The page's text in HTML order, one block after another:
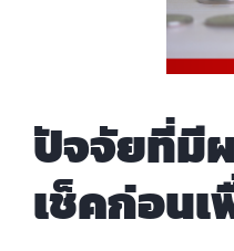
ปัจจัยที่มี
เช็คก่อน